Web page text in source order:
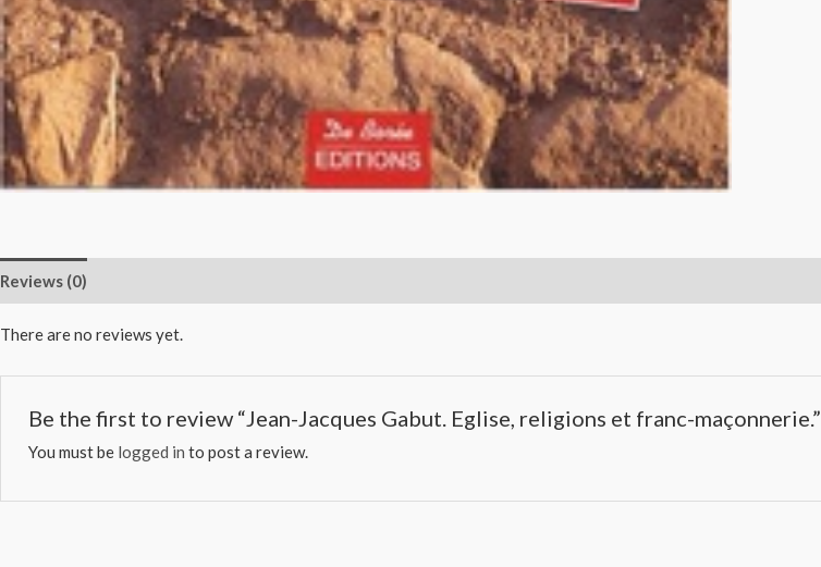
Reviews (0)
There are no reviews yet.
Be the first to review “Jean-Jacques Gabut. Eglise, religions et franc-maçonnerie.”
You must be logged in to post a review.